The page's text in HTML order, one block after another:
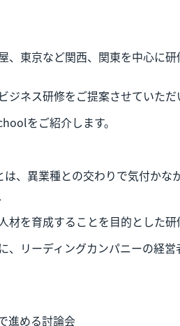
、東京など関西、関東を中心に
ジネス研修をご提案させていただ
をご紹介します。
、異業種との交わりで気付かな
材を育成することを目的とした研
、リーディングカンパニーの経
進める討論会